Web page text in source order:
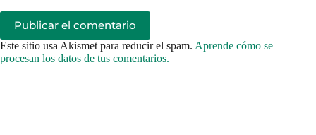
Publicar el comentario
Este sitio usa Akismet para reducir el spam. Aprende cómo se
procesan los datos de tus comentarios.